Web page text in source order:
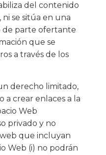
del contenido
ni se sitúa en una
de parte ofertante
que se
a través de los
derecho limitado,
a crear enlaces a la
Web
privado y no
web que incluyan
Web (i) no podrán